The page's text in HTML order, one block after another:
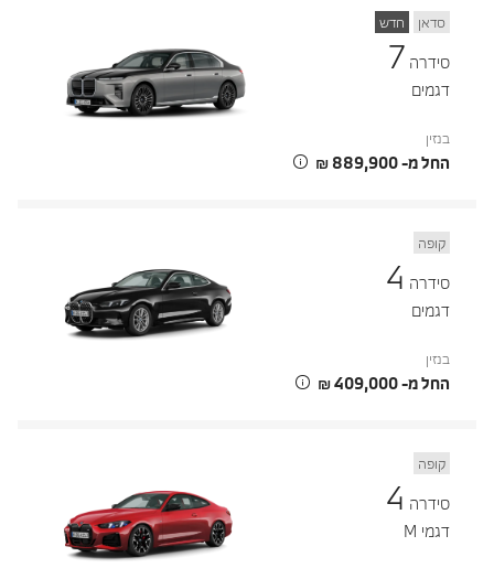
סדאן חדש
סידרה7
דגמים
בנזין
החל מ- ‏889,900 ‏₪
קופה
סידרה4
דגמים
בנזין
החל מ- ‏409,000 ‏₪
קופה
סידרה4
דגמי M